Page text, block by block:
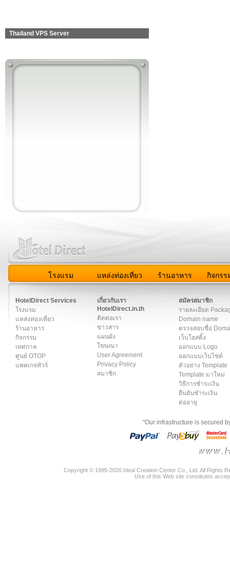
Thailand VPS Server
โรงแรม แหล่งท่องเที่ยว ร้านอาหาร กิจกรร
HotelDirect Services
โรงแรม
แหล่งท่องเที่ยว
ร้านอาหาร
กิจกรรม
เทศกาล
ศูนย์ OTOP
แพคเกจทัวร์
เกี่ยวกับเรา
HotelDirect.in.th
ติดต่อเรา
ข่าวสาร
แผนผัง
โฆษณา
User Agreement
Privacy Policy
สมาชิก
สมัครสมาชิก
รายละเอียด
Domain name
ตรวจสอบชื่อ
เว็บโฮสติ้ง
ออกแบบ Logo
ออกแบบเว็บไซต์
ตัวอย่าง Template
Template มาใหม่
วิธีการชำระเงิน
ยืนยันชำระเงิน
ต่ออายุ
"Our infrastructure is secured
Copyright © 1995-2026 Ideal Creation Center Co., Ltd. All Rights
Use of this Web site constitutes